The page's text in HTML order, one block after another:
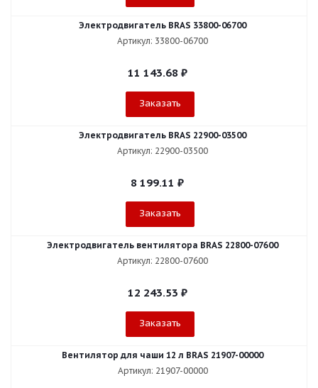
Электродвигатель BRAS 33800-06700
Артикул: 33800-06700
11 143.68₽
Заказать
Электродвигатель BRAS 22900-03500
Артикул: 22900-03500
8 199.11 ₽
Заказать
Электродвигатель вентилятора BRAS 22800-07600
Артикул: 22800-07600
12 243.53 ₽
Заказать
Вентилятор для чаши 12 л BRAS 21907-00000
Артикул: 21907-00000